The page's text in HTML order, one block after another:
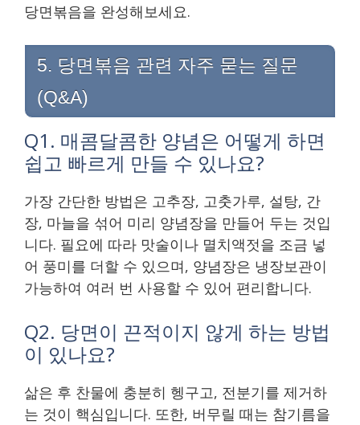
당면볶음을 완성해보세요.
5. 당면볶음 관련 자주 묻는 질문
(Q&A)
Q1. 매콤달콤한 양념은 어떻게 하면
쉽고 빠르게 만들 수 있나요?
가장 간단한 방법은 고추장, 고춧가루, 설탕, 간
장, 마늘을 섞어 미리 양념장을 만들어 두는 것입
니다. 필요에 따라 맛술이나 멸치액젓을 조금 넣
어 풍미를 더할 수 있으며, 양념장은 냉장보관이
가능하여 여러 번 사용할 수 있어 편리합니다.
Q2. 당면이 끈적이지 않게 하는 방법
이 있나요?
삶은 후 찬물에 충분히 헹구고, 전분기를 제거하
는 것이 핵심입니다. 또한, 버무릴 때는 참기름을